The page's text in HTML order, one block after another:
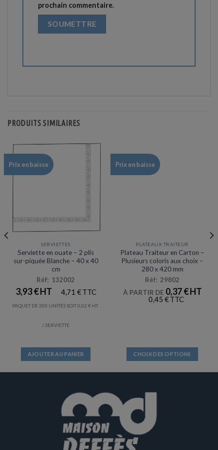
prochain commentaire.
PRODUITS SIMILAIRES
Prix en baisse
SERVIETTES
Serviette en ouate – 2 plis
sur-piquée Blanche – 40 x 40
cm
Réf: 132002
3,93€ 4,71 €
PAQUET DE 200 UNITÉS SOIT0,02 €
/ SERVIETTE
AJOUTER AU PANIER
Prix en baisse
PLATEAUX TRAITEUR
Plateau Traiteur en Carton –
Plusieurs coloris aux choix –
280 x 420 mm
Réf: 29802
À PARTIR DE 0,37€
0,45 €
CHOIX DES OPTIONS